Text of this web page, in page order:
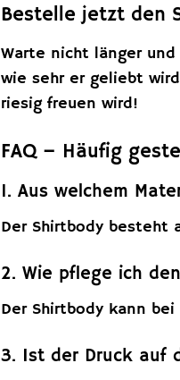
Bestelle jetzt den
Warte nicht länger
wie sehr er geliebt
riesig freuen wird!
FAQ – Häufig
1. Aus welchem
Der Shirtbody besteht
2. Wie pflege ich
Der Shirtbody kann bei
3. Ist der Druck auf